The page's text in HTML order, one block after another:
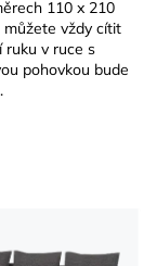
110 x 210
můžete vždy cítit
ruku v ruce s
pohovkou bude